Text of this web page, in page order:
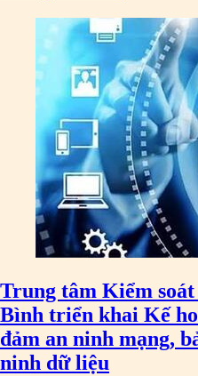
Trung tâm Kiểm
Bình triển khai Kế
đảm an ninh mạng,
ninh dữ liệu